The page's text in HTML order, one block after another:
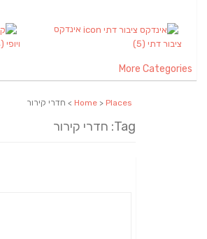
אינדקס
ציבור דתי (5)
ויופי (4)
More Categories
Home > Places > חדרי קירור
Tag: חדרי קירור